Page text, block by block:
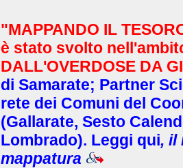
"MAPPANDO IL
è stato svolto
DALL'OVERDOSE DA
di Samarate; Partner
rete dei Comuni del
(Gallarate, Sesto
Lombrado). Leggi qui, il
mappatura